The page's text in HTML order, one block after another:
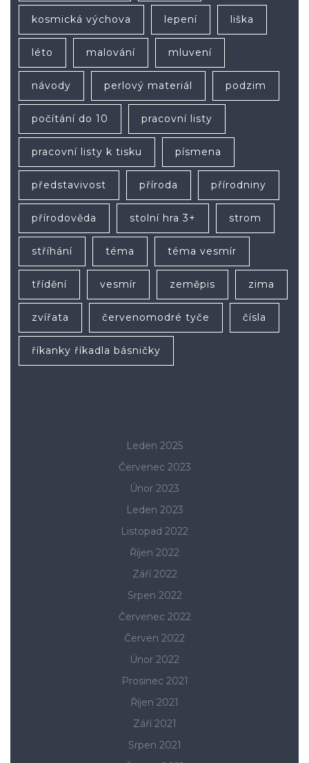
kosmická výchova lepení liška
léto malování mluvení
návody perlový materiál podzim
počítání do 10 pracovní listy
pracovní listy k tisku písmena
představivost příroda přírodniny
přírodověda stolní hra 3+ strom
stříhání téma téma vesmír
třídění vesmír zeměpis zima
zvířata červenomodré tyče čísla
říkanky říkadla básničky
Leden 2025
Červenec 2023
Únor 2023
Leden 2023
Listopad 2022
Říjen 2022
Září 2022
Srpen 2022
Červenec 2022
Červen 2022
Únor 2022
Prosinec 2021
Říjen 2021
Září 2021
Srpen 2021